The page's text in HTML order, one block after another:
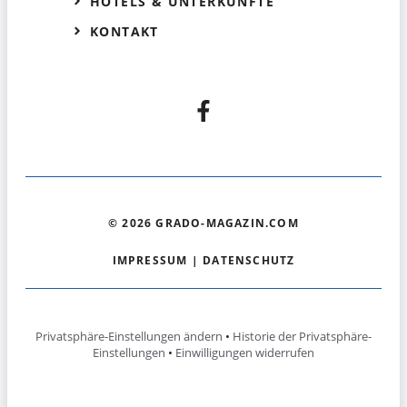
KONTAKT
© 2026 GRADO-MAGAZIN.COM
IMPRESSUM | DATENSCHUTZ
Privatsphäre-Einstellungen ändern • Historie der Privatsphäre-
Einstellungen • Einwilligungen widerrufen